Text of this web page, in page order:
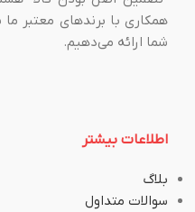
همکاری با برندهای معتبر
شما ارائه می‌دهیم.
اطلاعات بیشتر
بلاگ
سوالات متداول